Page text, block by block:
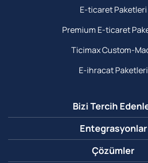
E-ticaret Paketleri
Premium E-ticaret
Ticimax Custom-
E-ihracat Paketleri
Bizi Tercih
Entegrasyonlar
Çözümler